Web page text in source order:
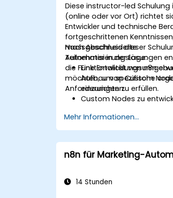
Diese instructor-led Schulung
(online oder vor Ort) richtet
Entwickler und technische
fortgeschrittenen
massgeschneiderte
Automatisierungslösungen
die Funktionalität von n8n
möchten, um spezifische
Anforderungen zu erfüllen.
Nach Abschluss dieser
Teilnehmer in der Lage:
Eine
Aufbau von Custom
einzurichten.
Custom Nodes zu
abzubilden.
Custom Nodes in einer
Umgebung zu testen
Custom Nodes für den
Produktiveinsatz
Mehr Informationen...
n8n für Marketing-
14 Stunden